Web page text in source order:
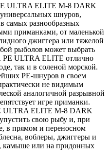
ULTRA ELITE M-8 DARK
шнуров,
самых разнообразных
приманками, от маленькой
джиггера или тяжелой
рыболов может выбрать
PE ULTRA ELITE отлично
так и в соленой морской.
PE-шнуров в своем
не видимым
аналогичной разрывной
игре приманки.
ULTRA ELITE M-8 DARK
свою рыбу и, при
в прямом и переносном
воблеры, джиггеры и
камыше или на придонных